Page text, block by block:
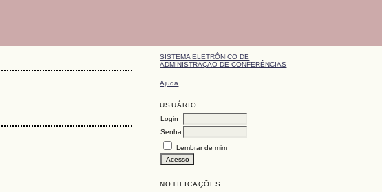
SISTEMA ELETRÔNICO DE
ADMINISTRAÇÃO DE CONFERÊNCIAS
Ajuda
USUÁRIO
Login
Senha
Lembrar de mim
NOTIFICAÇÕES